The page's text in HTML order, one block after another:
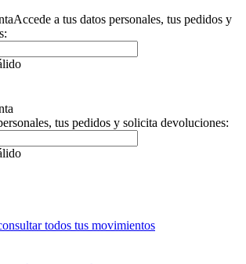
Accede a tus datos personales, tus pedidos y
tus pedidos y solicita devoluciones:
todos tus movimientos